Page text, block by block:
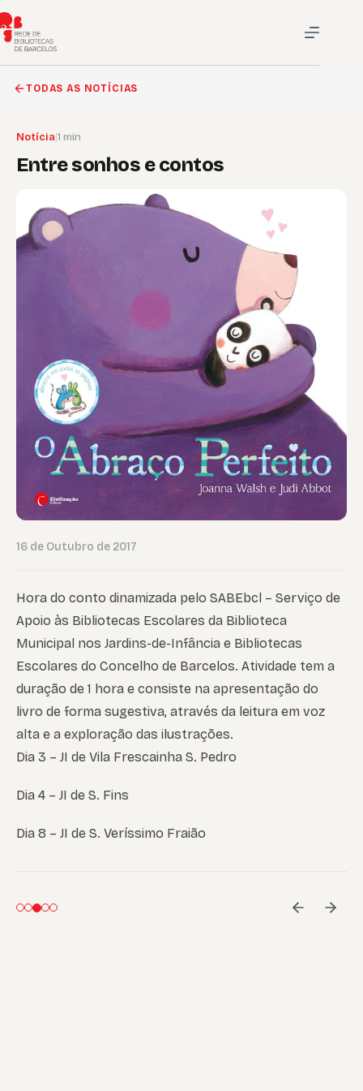
para
o
conteúdo
TODAS AS NOTÍCIAS
Notícia|1 min
Entre sonhos e contos
16 de Outubro de 2017
Hora do conto dinamizada pelo SABEbcl – Serviço de
Apoio às Bibliotecas Escolares da Biblioteca
Municipal nos Jardins-de-Infância e Bibliotecas
Escolares do Concelho de Barcelos. Atividade tem a
duração de 1 hora e consiste na apresentação do
livro de forma sugestiva, através da leitura em voz
alta e a exploração das ilustrações.
Dia 3 – JI de Vila Frescainha S. Pedro
Dia 4 – JI de S. Fins
Dia 8 – JI de S. Veríssimo Fraião